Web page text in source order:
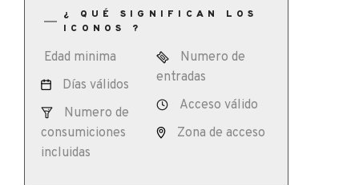
¿ QUÉ SIGNIFICAN LOS
ICONOS ?
Edad minima
Días válidos
Numero de
consumiciones
incluidas
Numero de
entradas
Acceso válido
Zona de acceso